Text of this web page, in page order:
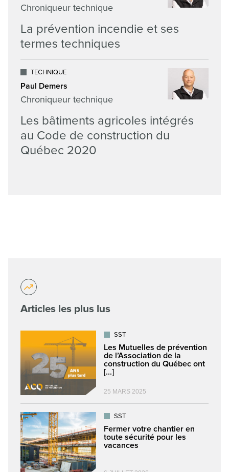
Chroniqueur technique
La prévention incendie et ses
termes techniques
TECHNIQUE
Paul Demers
Chroniqueur technique
Les bâtiments agricoles intégrés
au Code de construction du
Québec 2020
Articles les plus lus
SST
Les Mutuelles de prévention
de l’Association de la
construction du Québec ont
[...]
25 MARS 2025
SST
Fermer votre chantier en
toute sécurité pour les
vacances